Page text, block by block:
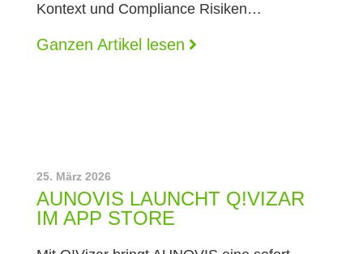
Kontext und Compliance Risiken…
Ganzen Artikel lesen
25. März 2026
AUNOVIS LAUNCHT Q!VIZAR
IM APP STORE